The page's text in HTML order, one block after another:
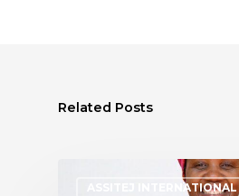
Related Posts
ASSITEJ INTERNATIONAL